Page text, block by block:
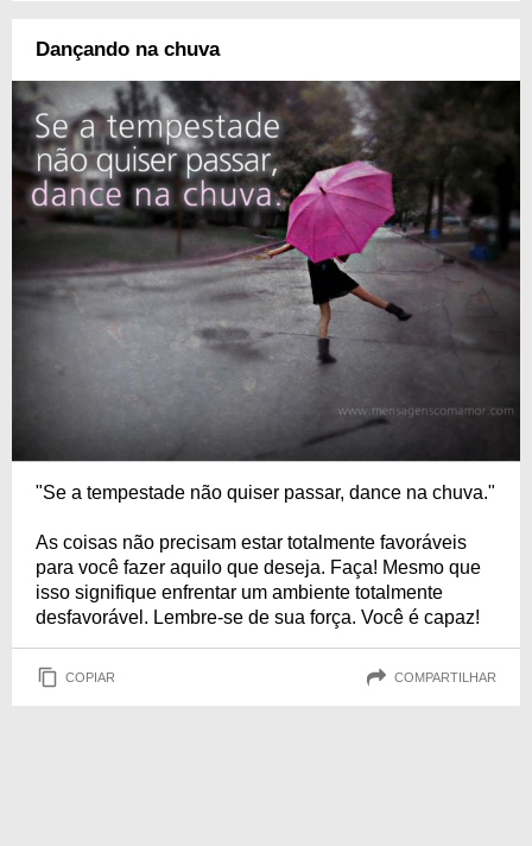
Dançando na chuva
"Se a tempestade não quiser passar, dance na chuva."
As coisas não precisam estar totalmente favoráveis
para você fazer aquilo que deseja. Faça! Mesmo que
isso signifique enfrentar um ambiente totalmente
desfavorável. Lembre-se de sua força. Você é capaz!
COPIAR COMPARTILHAR